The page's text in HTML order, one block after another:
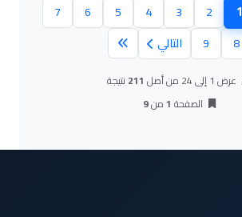
1
(الصفحة الحالية)
2
3
4
5
6
7
8
9 التالي
عرض 1 إلى 24 من أصل 211 نتيجة
الصفحة 1من9